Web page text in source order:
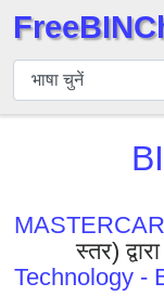
बिन
चेकर
संख्या
एपीआई
स्तर)
Technology -